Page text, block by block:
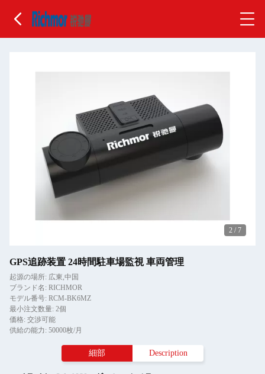
2 / 7
GPS追跡装置 24時間駐車場監視 車両管理
起源の場所: 広東,中国
ブランド名: RICHMOR
モデル番号: RCM-BK6MZ
最小注文数量: 2個
価格: 交渉可能
供給の能力: 50000枚/月
細部 Description